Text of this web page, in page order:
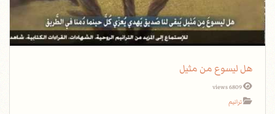
هل ليسوع من مثيل
6809 views
ترانيم